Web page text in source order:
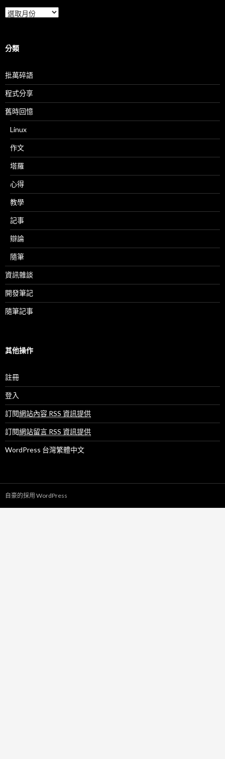
彙
整
分類
批萬碎語
程式分享
舊時回憶
Linux
作文
塔羅
心得
教學
記事
辯論
隨筆
資訊雜談
開發筆記
隨筆記事
其他操作
註冊
登入
訂閱網站內容 RSS 資訊提供
訂閱網站留言 RSS 資訊提供
WordPress 台灣繁體中文
自豪的採用 WordPress